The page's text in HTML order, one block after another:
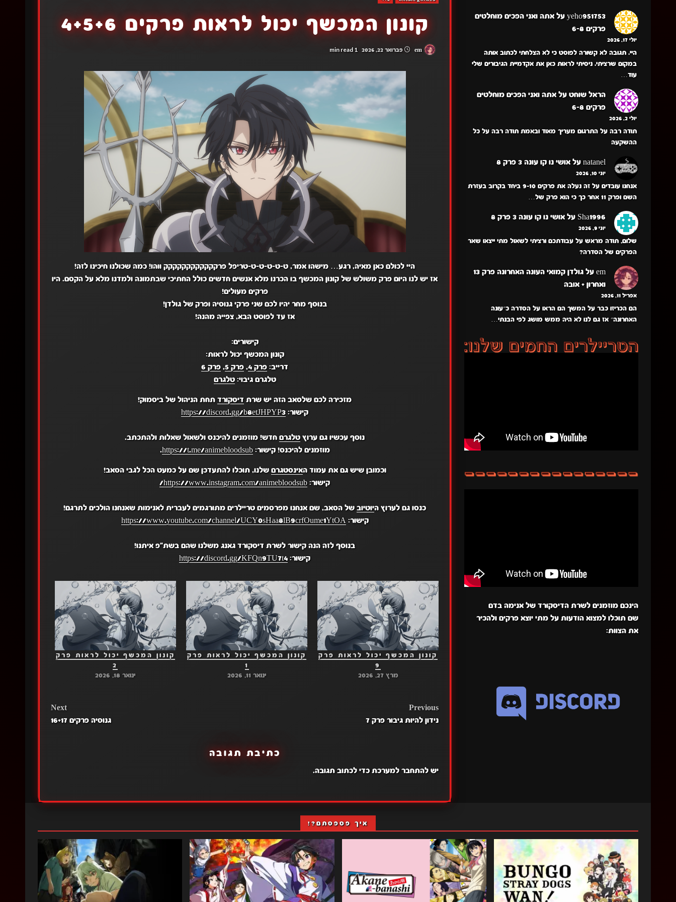
קונון המכשף יכול לראות פרקים 4+5+6
פברואר 22, 2026 1 min read
היי לכולם כאן מאיה, רגע… מישהו אמר, ט-ט-ט-ט-ט-טריפל פרקקקקקקקקקקקק ווהו! כמה שכולנו חיכינו לזה!
אז יש לנו היום פרק משולש של קונון המכשף בו הכרנו מלא אנשים חדשים כולל החתיכי שבתמונה ולמדנו מלא על הקסם. היו
פרקים מעולים!
בנוסף מחר יהיו לכם שני פרקי גנוסיה ופרק של גולדן!
אז עד לפוסט הבא, צפייה מהנה!
קישורים:
קונון המכשף יכול לראות:
דרייב: פרק 4 , פרק 5 , פרק 6
טלגרם גיבוי:טלגרם
מזכירה לכם שלסאב הזה יש שרת דיסקורדתחת הניהול של ביסמוק!
קישור: https://discord.gg/b8etJHPYP3
נוסף עכשיו גם ערוץטלגרםחדש! מוזמנים להיכנס ולשאול שאלות ולהתכתב.
מוזמנים להיכנס! קישור:https://t.me/animebloodsub
.
וכמובן שיש גם את עמוד האינסטגרם שלנו, תוכלו להתעדכן שם על כמעט הכל לגבי הסאב!
קישור: https://www.instagram.com/animebloodsub/
כנסו גם לערוץ היוטיובשל הסאב, שם אנחנו מפרסמים טריילרים מתורגמים לעברית לאנימות שאנחנו הולכים לתרגם!
קישור: https://www.youtube.com/channel/UCY0sHaa8lB9crfOume1YtOA
בנוסף לזה הנה קישור לשרת דיסקורד גאנג משלנו שהם בשת"פ איתנו!
קישור:https://discord.gg/KFQn9TU7t4
קונון המכשף יכול לראות פרק
9
מרץ 27, 2026
קונון המכשף יכול לראות פרק
1
ינואר 11, 2026
קונון המכשף יכול לראות פרק
2
ינואר 18, 2026
POST
Previous
נידון להיות גיבור פרק 7
Next
גנוסיה פרקים 16+17
כתיבת תגובה
יש להתחבר למערכתכדי לכתוב תגובה.
yeho951753 עלאתה ואני הפכים מוחלטים
פרקים 6-8
יולי 17, 2026
היי. תגובה לא קשורה לפוסט כי לא הצלחתי לכתוב אותה
במקום שרציתי. ניסיתי לראות כאן את אקדמיית הגיבורים שלי
עוד…
הראל שוחט עלאתה ואני הפכים מוחלטים
פרקים 6-8
יולי 2, 2026
תודה רבה על התרגום מעריך מאוד ובאמת תודה רבה על כל
ההשקעה
natanel עלאושי נו קו עונה 3 פרק 8
יוני 10, 2026
אנחנו עובדים על זה נעלה את פרקים 9-10 ביחד בקרוב בעזרת
השם ופרק 11 אחר כך כי הוא פרק של…
Sha1996 עלאושי נו קו עונה 3 פרק 8
יוני 9, 2026
שלום, תודה מראש על עבודתכם ורציתי לשאול מתי ייצאו שאר
הפרקים של הסדרה?
em על
גולדן קמואי העונה האחרונה פרק 13
ואחרון + אובה
אפריל 11, 2026
הם הכריזו כבר על המשך הם הראו על הסדרה כ״עונה
האחרונה״ אז גם לנו לא היה ממש מושג לפי הבנתי…
הינכם מוזמנים לשרת הדיסקורד של אנימה בדם
שם תוכלו למצוא הודעות על מתי יוצא פרקים ולהכיר
את הצוות:
איך פספסתם?!